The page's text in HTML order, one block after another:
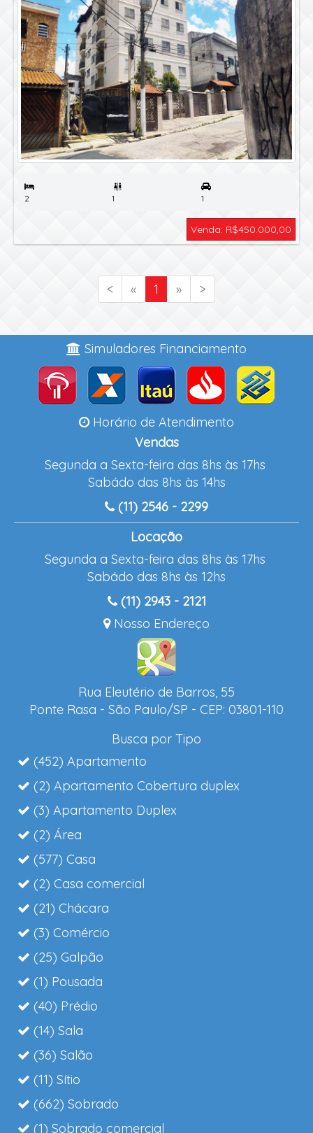
2

1 1
Venda: R$450.000,00
< « 1 » >
Simuladores Financiamento
Horário de Atendimento
Vendas
Segunda a Sexta-feira das 8hs às 17hs
Sabádo das 8hs às 14hs
(11) 2546 - 2299
Locação
Segunda a Sexta-feira das 8hs às 17hs
Sabádo das 8hs às 12hs
(11) 2943 - 2121
Nosso Endereço
Rua Eleutério de Barros, 55
Ponte Rasa - São Paulo/SP - CEP: 03801-110
Busca por Tipo
(452) Apartamento
(2) Apartamento Cobertura duplex
(3) Apartamento Duplex
(2) Área
(577) Casa
(2) Casa comercial
(21) Chácara
(3) Comércio
(25) Galpão
(1) Pousada
(40) Prédio
(14) Sala
(36) Salão
(11) Sítio
(662) Sobrado
(1) Sobrado comercial